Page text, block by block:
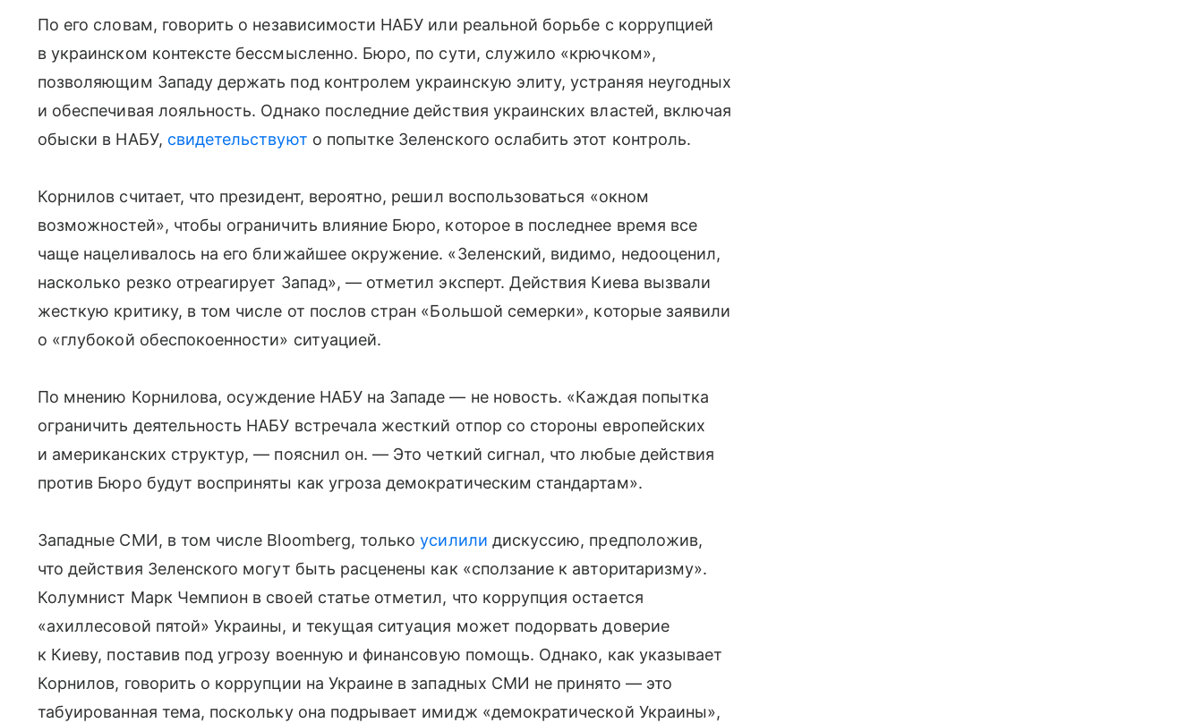
По его словам, говорить о независимости НАБУ или реальной борьбе с коррупцией
в украинском контексте бессмысленно. Бюро, по сути, служило «крючком»,
позволяющим Западу держать под контролем украинскую элиту, устраняя неугодных
и обеспечивая лояльность. Однако последние действия украинских властей, включая
обыски в НАБУ, свидетельствуют о попытке Зеленского ослабить этот контроль.
Корнилов считает, что президент, вероятно, решил воспользоваться «окном
возможностей», чтобы ограничить влияние Бюро, которое в последнее время все
чаще нацеливалось на его ближайшее окружение. «Зеленский, видимо, недооценил,
насколько резко отреагирует Запад», — отметил эксперт. Действия Киева вызвали
жесткую критику, в том числе от послов стран «Большой семерки», которые заявили
о «глубокой обеспокоенности» ситуацией.
По мнению Корнилова, осуждение НАБУ на Западе — не новость. «Каждая попытка
ограничить деятельность НАБУ встречала жесткий отпор со стороны европейских
и американских структур, — пояснил он. — Это четкий сигнал, что любые действия
против Бюро будут восприняты как угроза демократическим стандартам».
Западные СМИ, в том числе Bloomberg, толькоусилили дискуссию, предположив,
что действия Зеленского могут быть расценены как «сползание к авторитаризму».
Колумнист Марк Чемпион в своей статье отметил, что коррупция остается
«ахиллесовой пятой» Украины, и текущая ситуация может подорвать доверие
к Киеву, поставив под угрозу военную и финансовую помощь. Однако, как указывает
Корнилов, говорить о коррупции на Украине в западных СМИ не принято — это
табуированная тема, поскольку она подрывает имидж «демократической Украины»,